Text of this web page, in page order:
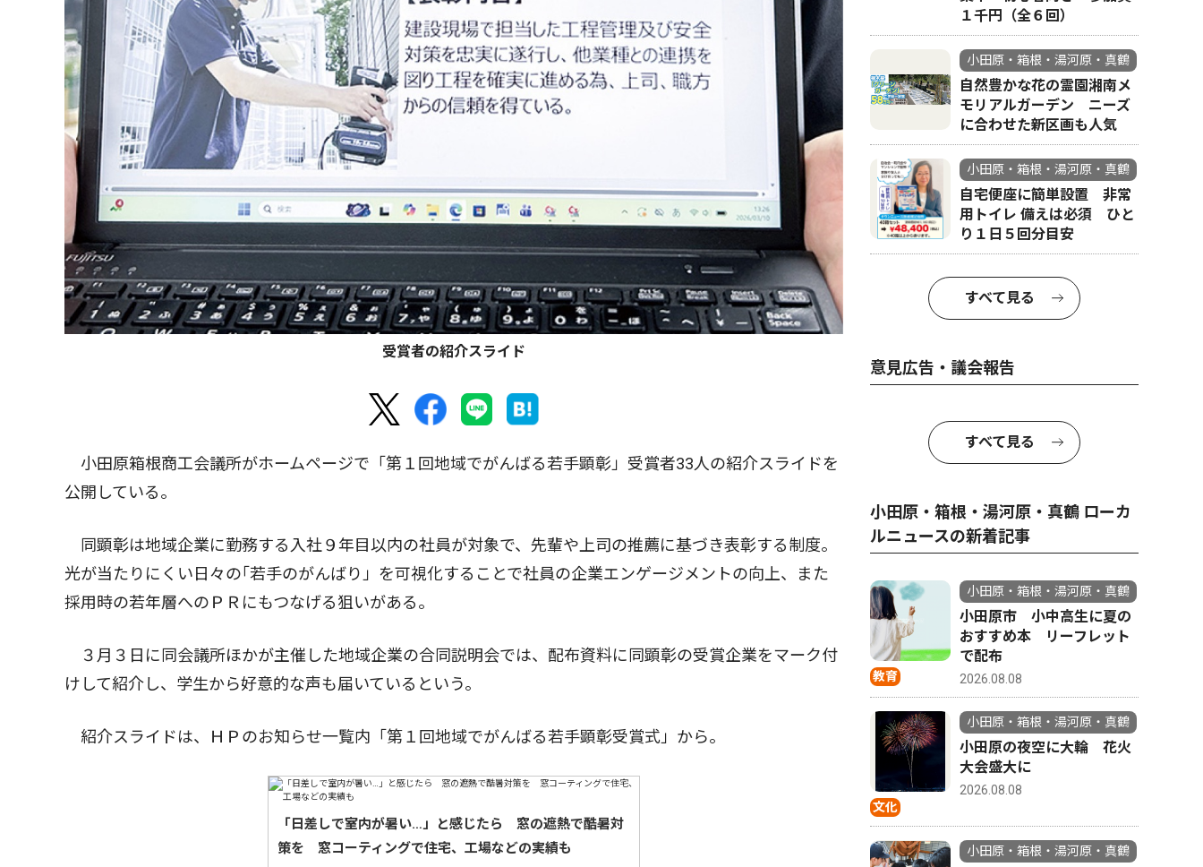
受賞者の紹介スライド
小田原箱根商工会議所がホームページで「第１回地域でがんばる若手顕彰」受賞者33人の紹介スライドを
公開している。
同顕彰は地域企業に勤務する入社９年目以内の社員が対象で、先輩や上司の推薦に基づき表彰する制度。
光が当たりにくい日々の｢若手のがんばり」を可視化することで社員の企業エンゲージメントの向上、また
採用時の若年層へのＰＲにもつなげる狙いがある。
３月３日に同会議所ほかが主催した地域企業の合同説明会では、配布資料に同顕彰の受賞企業をマーク付
けして紹介し、学生から好意的な声も届いているという。
紹介スライドは、ＨＰのお知らせ一覧内「第１回地域でがんばる若手顕彰受賞式」から。
「日差しで室内が暑い…」と感じたら 窓の遮熱で酷暑対
策を 窓コーティングで住宅、工場などの実績も
１千円（全６回）
小田原・箱根・湯河原・真鶴
自然豊かな花の霊園湘南メ
モリアルガーデン ニーズ
に合わせた新区画も人気
小田原・箱根・湯河原・真鶴
自宅便座に簡単設置 非常
用トイレ 備えは必須 ひと
り１日５回分目安
すべて見る
意見広告・議会報告
すべて見る
小田原・箱根・湯河原・真鶴 ローカ
ルニュースの新着記事
教育
小田原・箱根・湯河原・真鶴
小田原市 小中高生に夏の
おすすめ本 リーフレット
で配布
2026.08.08
文化
小田原・箱根・湯河原・真鶴
小田原の夜空に大輪 花火
大会盛大に
2026.08.08
小田原・箱根・湯河原・真鶴